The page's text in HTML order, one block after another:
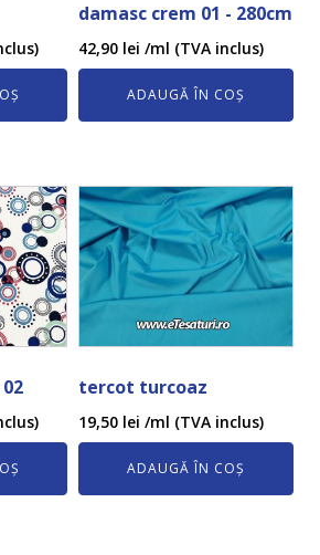
damasc crem 01 - 280cm
42,90 lei /ml (TVA inclus)
ADAUGĂ ÎN COȘ
tercot turcoaz
19,50 lei /ml (TVA inclus)
ADAUGĂ ÎN COȘ